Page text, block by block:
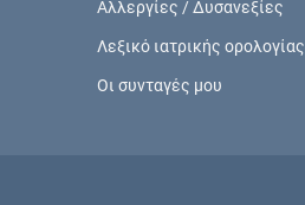
και ιατρικές πράξεις
Αλλεργίες / Δυσανεξίες
Λεξικό ιατρικής ορολογίας
Οι συνταγές μου